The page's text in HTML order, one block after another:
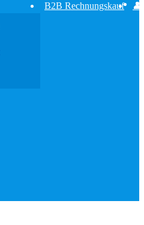
B2B Rechnungskauf